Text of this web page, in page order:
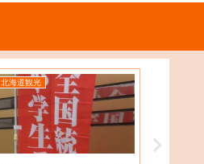
北海道観光